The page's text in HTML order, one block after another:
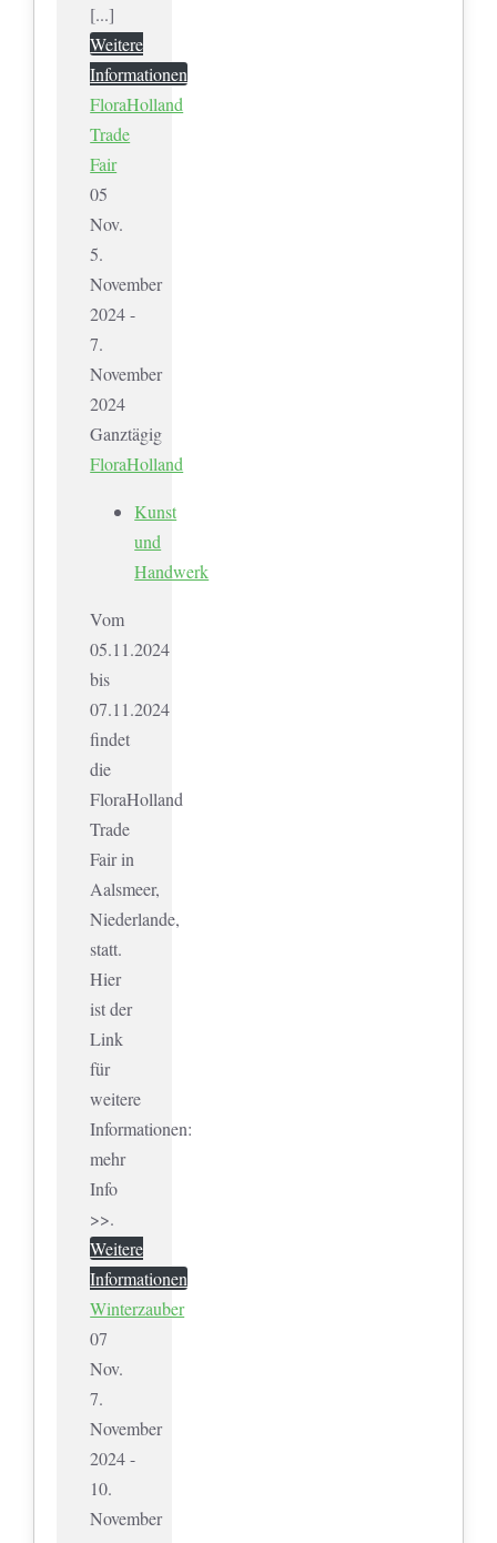
[...]
Weitere
Informationen
FloraHolland
Trade
Fair
05
Nov.
5.
November
2024 -
7.
November
2024
Ganztägig
FloraHolland
Kunst
und
Handwerk
Vom
05.11.2024
bis
07.11.2024
findet
die
FloraHolland
Trade
Fair in
Aalsmeer,
Niederlande,
statt.
Hier
ist der
Link
für
weitere
Informationen:
mehr
Info
>>.
Weitere
Informationen
Winterzauber
07
Nov.
7.
November
2024 -
10.
November